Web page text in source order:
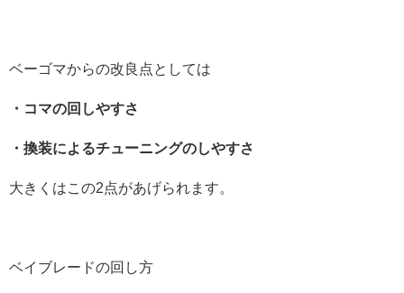
ベーゴマからの改良点としては
・コマの回しやすさ
・換装によるチューニングのしやすさ
大きくはこの2点があげられます。
ベイブレードの回し方